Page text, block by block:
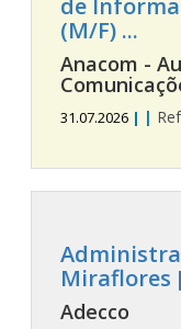
(M/F) ...
Anacom -
31.07.2026 | |
Miraflores
Adecco